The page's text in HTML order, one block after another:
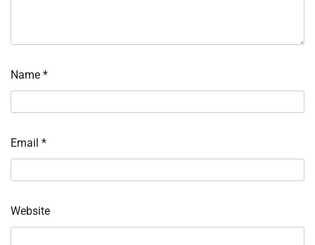
Name *
Email *
Website